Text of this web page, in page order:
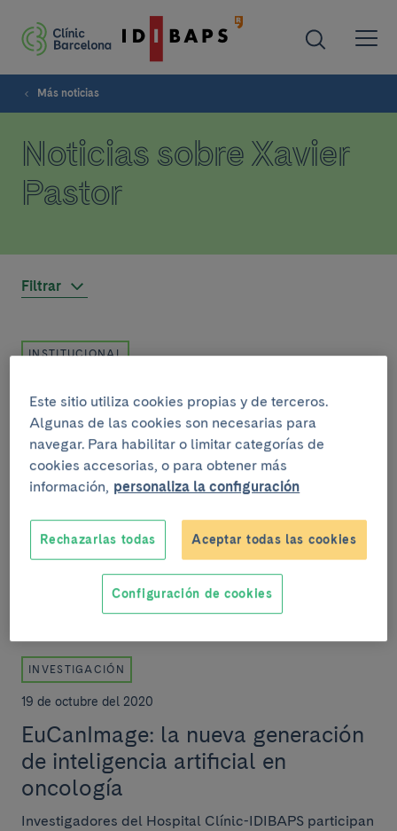
Más noticias
Noticias sobre Xavier
Pastor
Filtrar
INSTITUCIONAL
El Clínic y Costaisa firman un
convenio de colaboración para la
implementación de su asistente de
prescripción farmacéutica
El hospital Clínic Barcelona y Costaisa han firmado un
convenio de colaboración para la implementación de
un Clinical Decision Support System (CDSS...
INVESTIGACIÓN
19 de octubre del 2020
EuCanImage: la nueva generación
de inteligencia artificial en
oncología
Investigadores del Hospital Clínic-IDIBAPS participan
Este sitio utiliza cookies propias y de terceros.
Algunas de las cookies son necesarias para
navegar. Para habilitar o limitar categorías de
cookies accesorias, o para obtener más
información, personaliza la configuración
Rechazarlas todas Aceptar todas las cookies
Configuración de cookies